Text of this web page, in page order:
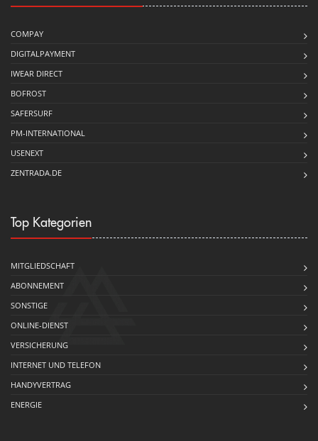
COMPAY
DIGITALPAYMENT
IWEAR DIRECT
BOFROST
SAFERSURF
PM-INTERNATIONAL
USENEXT
ZENTRADA.DE
Top Kategorien
MITGLIEDSCHAFT
ABONNEMENT
SONSTIGE
ONLINE-DIENST
VERSICHERUNG
INTERNET UND TELEFON
HANDYVERTRAG
ENERGIE